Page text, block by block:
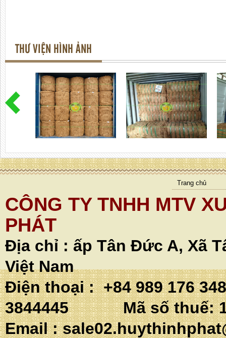
THƯ VIỆN HÌNH ẢNH
Trang chủ
CÔNG TY TNHH MTV
PHÁT
Địa chỉ : ấp Tân Đức A, Xã
Việt Nam
Điện thoại : +84 989 176
3844445 Mã số thuế:
Email :